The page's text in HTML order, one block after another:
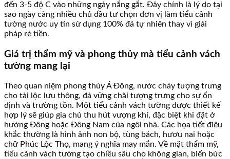
đến 3-5 độ C vào những ngày nắng gắt. Đây chính là lý do tại
sao ngày càng nhiều chủ đầu tư chọn đơn vị làm tiểu cảnh
tường nước uy tín sử dụng 100% đá tự nhiên thay vì giải
pháp rẻ tiền.
Giá trị thẩm mỹ và phong thủy mà tiểu cảnh vách
tường mang lại
Theo quan niệm phong thủy Á Đông, nước chảy tượng trưng
cho tài lộc lưu thông, đá vững chãi tượng trưng cho sự ổn
định và trường tồn. Một tiểu cảnh vách tường được thiết kế
hợp lý sẽ giúp gia chủ thu hút vượng khí, đặc biệt khi đặt ở
hướng Đông hoặc Đông Nam của ngôi nhà. Các họa tiết điêu
khắc thường là hình ảnh non bộ, tùng bách, hươu nai hoặc
chữ Phúc Lộc Thọ, mang ý nghĩa may mắn. Về mặt thẩm mỹ,
tiểu cảnh vách tường tạo chiều sâu cho không gian, biến bức